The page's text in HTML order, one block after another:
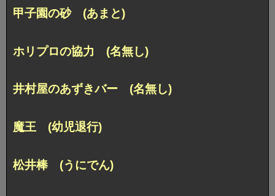
甲子園の砂 (あまと)
ホリプロの協力 (名無し)
井村屋のあずきバー (名無し)
魔王 (幼児退行)
松井棒 (うにでん)